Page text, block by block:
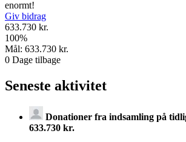
enormt!
Giv bidrag
633.730 kr.
100%
Mål: 633.730 kr.
0 Dage tilbage
Seneste aktivitet
Donationer fra indsamling på
633.730 kr.